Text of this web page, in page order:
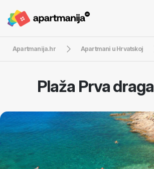
Apartmanija.hr Apartmani u Hrvatskoj
Plaža Prva